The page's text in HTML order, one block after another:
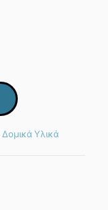
Δομικά Υλικά